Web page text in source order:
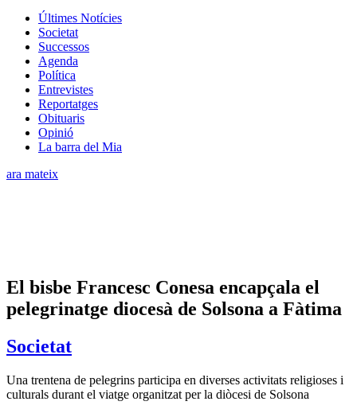
Últimes Notícies
Societat
Successos
Agenda
Política
Entrevistes
Reportatges
Obituaris
Opinió
La barra del Mia
ara mateix
El bisbe Francesc Conesa encapçala el
pelegrinatge diocesà de Solsona a Fàtima
Societat
Una trentena de pelegrins participa en diverses activitats religioses i
culturals durant el viatge organitzat per la diòcesi de Solsona